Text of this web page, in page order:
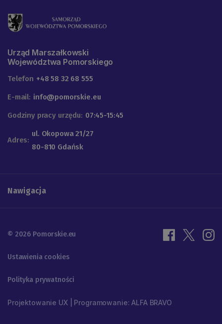
Urząd Marszałkowski
Województwa Pomorskiego
Telefon +48 58 32 68 555
E-mail: info@pomorskie.eu
Godziny pracy urzędu: 07:45-15:45
Adres:
ul. Okopowa 21/27
80-810 Gdańsk
Nawigacja
© 2026 Pomorskie.eu
Ustawienia cookies
Polityka prywatności
Projektowanie UX | Programowanie: ALFA BRAVO